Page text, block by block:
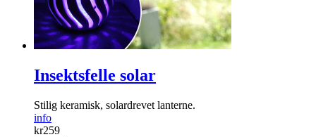
Insektsfelle solar
Stilig keramisk, solardrevet lanterne.
info
kr259